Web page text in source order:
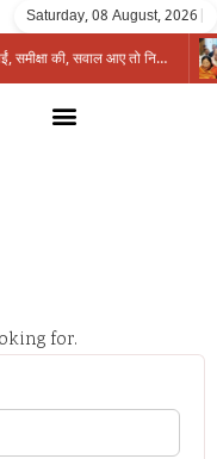
Saturday, 08 August, 2026
मंत्री आईं, समीक्षा की, सवाल आए तो निकल गईं – खाली जयंत चौंकीं पर नहीं दिया जवाब
for.